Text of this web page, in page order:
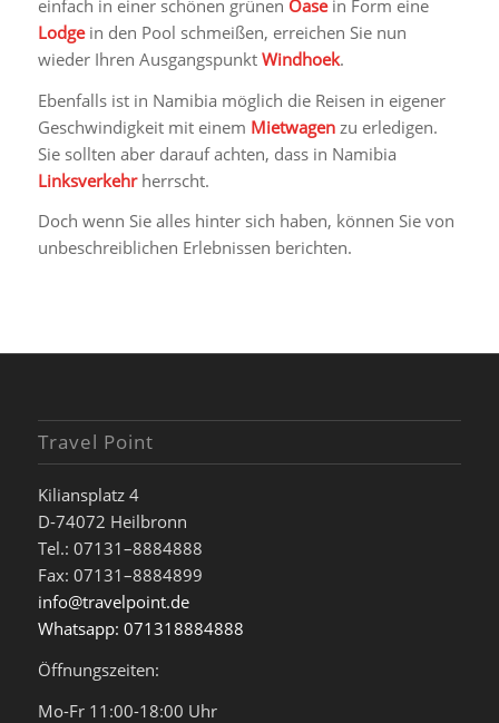
einfach in einer schönen grünen Oasein Form eine
Lodgein den Pool schmeißen, erreichen Sie nun
wieder Ihren Ausgangspunkt Windhoek.
Ebenfalls ist in Namibia möglich die Reisen in eigener
Geschwindigkeit mit einem Mietwagenzu erledigen.
Sie sollten aber darauf achten, dass in Namibia
Linksverkehrherrscht.
Doch wenn Sie alles hinter sich haben, können Sie von
unbeschreiblichen Erlebnissen berichten.
Travel Point
Kiliansplatz 4
D-74072 Heilbronn
Tel.: 07131–8884888
Fax: 07131–8884899
info@travelpoint.de
Whatsapp: 071318884888
Öffnungszeiten:
Mo-Fr 11:00-18:00 Uhr